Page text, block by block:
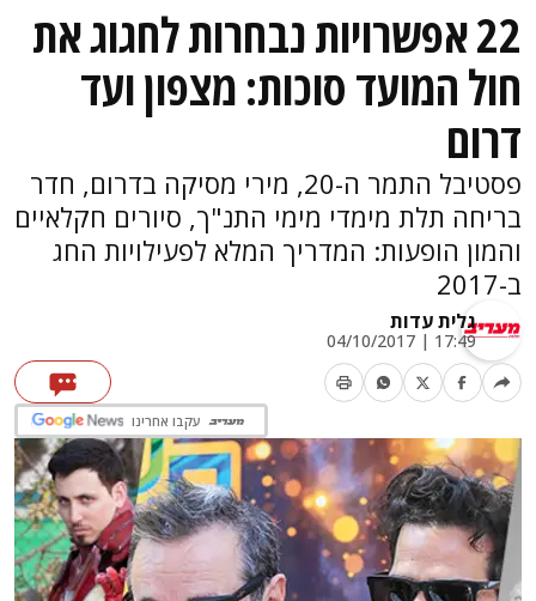
22 אפשרויות נבחרות לחגוג את
חול המועד סוכות: מצפון ועד
דרום
פסטיבל התמר ה-20, מירי מסיקה בדרום, חדר
בריחה תלת מימדי מימי התנ"ך, סיורים חקלאיים
והמון הופעות: המדריך המלא לפעילויות החג
ב-2017
גלית עדות
17:49 | 04/10/2017
עקבו אחרינו